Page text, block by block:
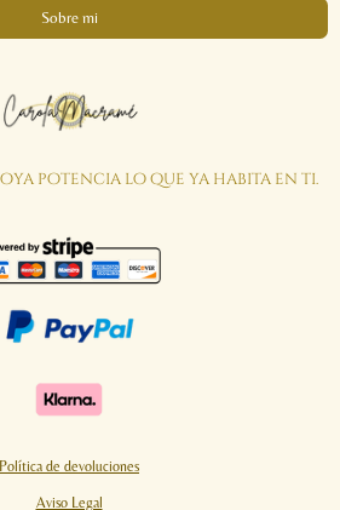
Sobre mi
potencia lo que ya habita en ti.
Política de devoluciones
Aviso Legal